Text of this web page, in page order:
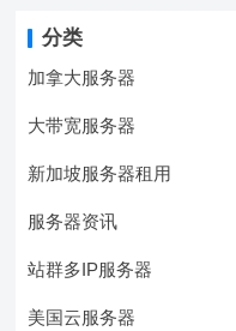
分类
加拿大服务器
大带宽服务器
新加坡服务器租用
服务器资讯
站群多IP服务器
美国云服务器